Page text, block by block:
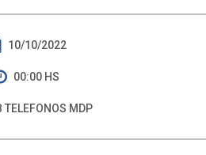
10/10/2022
00:00 HS
TELEFONOS MDP